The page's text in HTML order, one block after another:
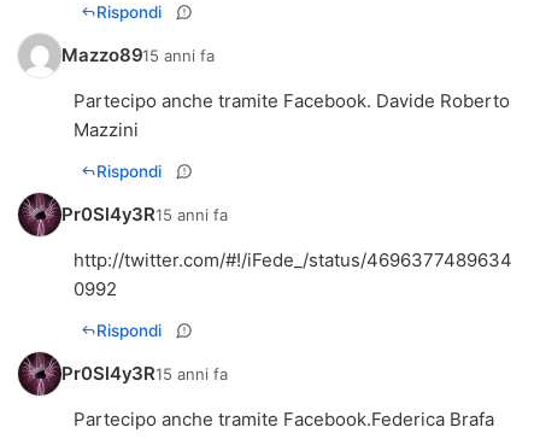
Rispondi
Mazzo8915 anni fa
Partecipo anche tramite Facebook. Davide Roberto
Mazzini
Rispondi
Pr0Sl4y3R15 anni fa
http://twitter.com/#!/iFede_/status/4696377489634
0992
Rispondi
Pr0Sl4y3R15 anni fa
Partecipo anche tramite Facebook.Federica Brafa